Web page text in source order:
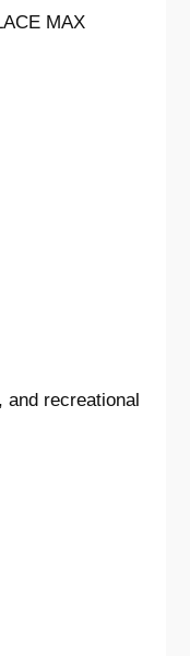
MAX
and recreational